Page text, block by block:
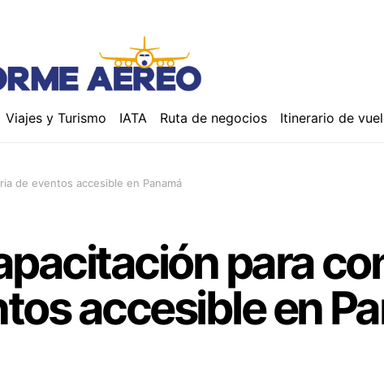
Viajes y Turismo IATA Ruta de negocios Itinerario de
de eventos accesible en Panamá
para
accesible en